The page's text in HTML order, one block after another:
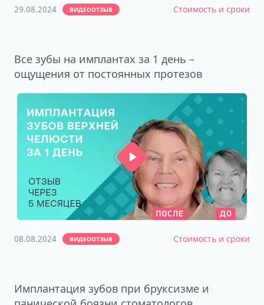
29.08.2024 ВИДЕООТЗЫВ Стоимость и сроки
Все зубы на имплантах за 1 день –
ощущения от постоянных протезов
08.08.2024 ВИДЕООТЗЫВ Стоимость и сроки
Имплантация зубов при бруксизме и